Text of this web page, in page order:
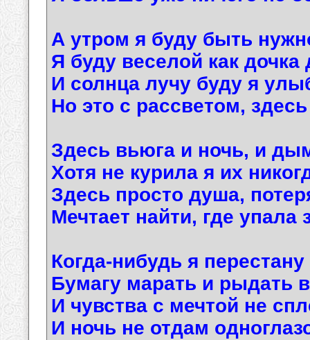
А утром я буду быть
Я буду веселой как дочка
И солнца лучу буду я
Но это с рассветом,
Здесь вьюга и ночь, и
Хотя не курила я их
Здесь просто душа,
Мечтает найти, где упала
Когда-нибудь я
Бумагу марать и рыдать
И чувства с мечтой не
И ночь не отдам